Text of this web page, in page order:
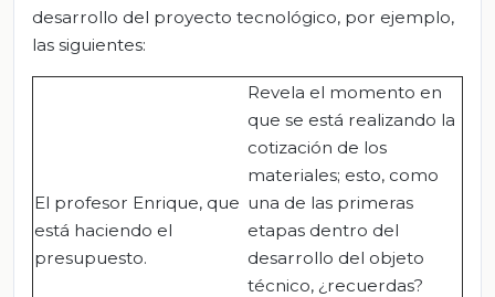
desarrollo del proyecto tecnológico, por ejemplo,
las siguientes:
El profesor Enrique, que
está haciendo el
presupuesto.
Revela el momento en
que se está realizando la
cotización de los
materiales; esto, como
una de las primeras
etapas dentro del
desarrollo del objeto
técnico, ¿recuerdas?